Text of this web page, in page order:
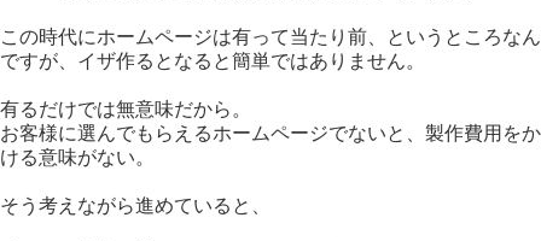
この時代にホームページは有って当たり前、というところなん
ですが、イザ作るとなると簡単ではありません。
有るだけでは無意味だから。
お客様に選んでもらえるホームページでないと、製作費用をか
ける意味がない。
そう考えながら進めていると、